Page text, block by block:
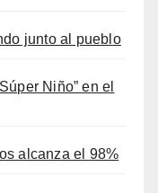
junto al pueblo
Niño” en el
alcanza el 98%